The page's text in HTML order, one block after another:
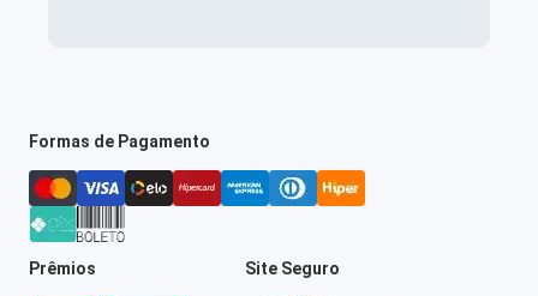
Formas de Pagamento
Prêmios Site Seguro